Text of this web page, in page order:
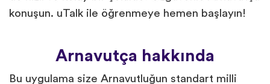
konuşun. uTalk ile öğrenmeye hemen başlayın!
Arnavutça hakkında
Bu uygulama size Arnavutluğun standart milli